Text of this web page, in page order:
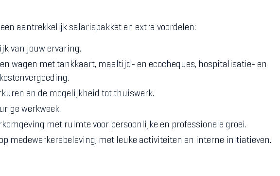
aantrekkelijk salarispakket en extra voordelen:
van jouw ervaring.
wagen met tankkaart, maaltijd- en ecocheques, hospitalisatie- en
en de mogelijkheid tot thuiswerk.
werkweek.
met ruimte voor persoonlijke en professionele groei.
medewerkersbeleving, met leuke activiteiten en interne initiatieven.